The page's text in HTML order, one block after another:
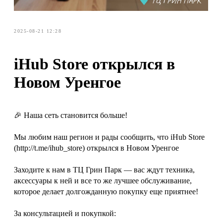
2025-08-21 12:28
iHub Store открылся в
Новом Уренгое
🎉 Наша сеть становится больше!
Мы любим наш регион и рады сообщить, что iHub Store
(http://t.me/ihub_store) открылся в Новом Уренгое
Заходите к нам в ТЦ Грин Парк — вас ждут техника,
аксессуары к ней и все то же лучшее обслуживание,
которое делает долгожданную покупку еще приятнее!
За консультацией и покупкой: